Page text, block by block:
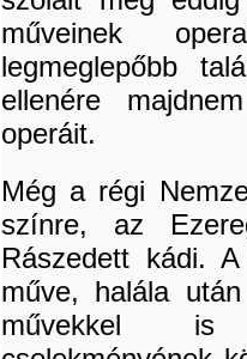
műveinek
legmeglepőbb
ellenére
operáit.
Még a régi
színre, az
Rászedett kádi.
műve, halála
művekkel is